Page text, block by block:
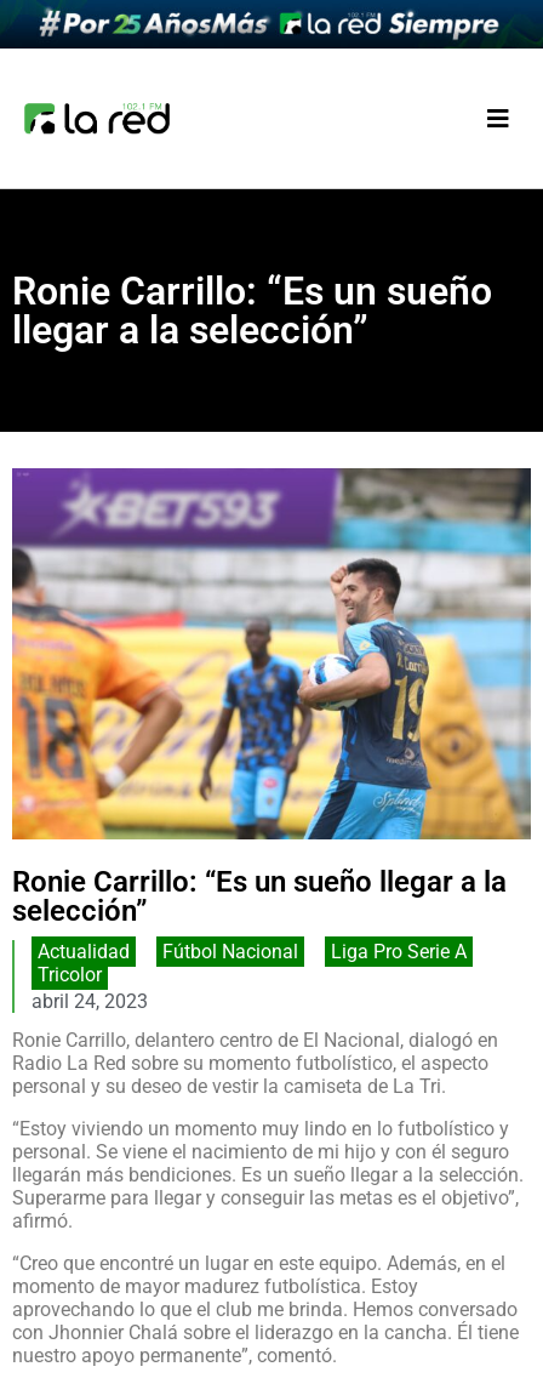
Ronie Carrillo: “Es un sueño
llegar a la selección”
Ronie Carrillo: “Es un sueño llegar a la
selección”
Actualidad Fútbol Nacional Liga Pro Serie A
Tricolor
abril 24, 2023
Ronie Carrillo, delantero centro de El Nacional, dialogó en
Radio La Red sobre su momento futbolístico, el aspecto
personal y su deseo de vestir la camiseta de La Tri.
“Estoy viviendo un momento muy lindo en lo futbolístico y
personal. Se viene el nacimiento de mi hijo y con él seguro
llegarán más bendiciones. Es un sueño llegar a la selección.
Superarme para llegar y conseguir las metas es el objetivo”,
afirmó.
“Creo que encontré un lugar en este equipo. Además, en el
momento de mayor madurez futbolística. Estoy
aprovechando lo que el club me brinda. Hemos conversado
con Jhonnier Chalá sobre el liderazgo en la cancha. Él tiene
nuestro apoyo permanente”, comentó.